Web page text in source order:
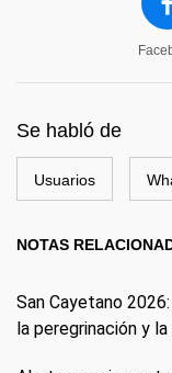
Se habló de
Usuarios
NOTAS
San Cayetano
la peregrinación y